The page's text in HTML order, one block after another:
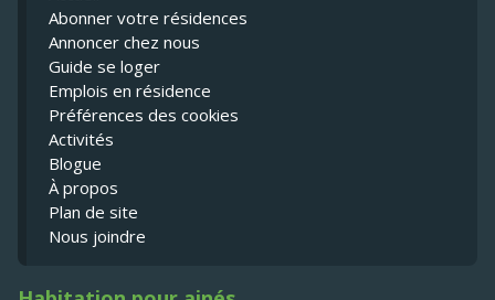
Abonner votre résidences
Annoncer chez nous
Guide se loger
Emplois en résidence
Préférences des cookies
Activités
Blogue
À propos
Plan de site
Nous joindre